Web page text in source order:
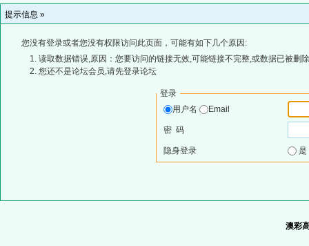
提示信息 »
您没有登录或者您没有权限访问此页面，可能有如下几个原因:
读取数据错误,原因：您要访问的链接无效,可能链接不完整,或数据已被删
您还不是论坛会员,请先登录论坛
登录
用户名
Email
密 码
隐身登录
澳彩